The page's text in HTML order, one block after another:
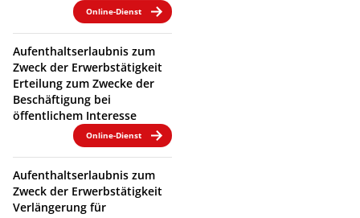
Online-Dienst
Aufenthaltserlaubnis zum
Zweck der Erwerbstätigkeit
Erteilung zum Zwecke der
Beschäftigung bei
öffentlichem Interesse
Online-Dienst
Aufenthaltserlaubnis zum
Zweck der Erwerbstätigkeit
Verlängerung für